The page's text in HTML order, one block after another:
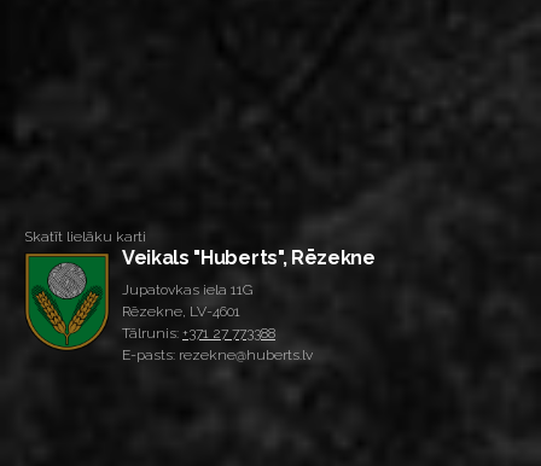
Skatīt lielāku karti
Veikals "Huberts", Rēzekne
Jupatovkas iela 11G
Rēzekne, LV-4601
Tālrunis: +371 27 773388
E-pasts: rezekne@huberts.lv